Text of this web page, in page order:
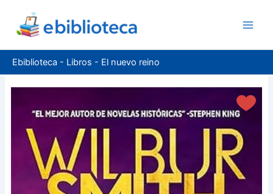
contenido
Ebiblioteca - Libros - El nuevo reino